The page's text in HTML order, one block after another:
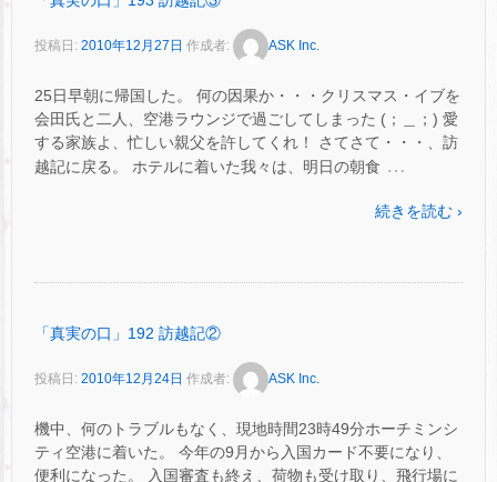
投稿日: 2010年12月27日 作成者: ASK Inc.
25日早朝に帰国した。 何の因果か・・・クリスマス・イブを
会田氏と二人、空港ラウンジで過ごしてしまった (；＿；) 愛
する家族よ、忙しい親父を許してくれ！ さてさて・・・、訪
越記に戻る。 ホテルに着いた我々は、明日の朝食 …
続きを読む ›
「真実の口」192 訪越記②
投稿日: 2010年12月24日 作成者: ASK Inc.
機中、何のトラブルもなく、現地時間23時49分ホーチミンシ
ティ空港に着いた。 今年の9月から入国カード不要になり、
便利になった。 入国審査も終え、荷物も受け取り、飛行場に